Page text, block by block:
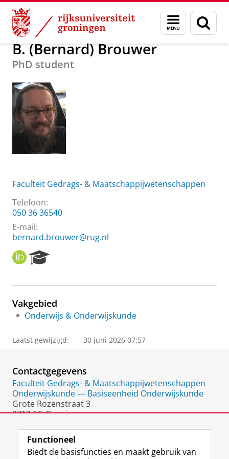
Skip
Content
Skip
Navigation
Menu
en
zoeken
Over ons B. (Bernard) Brouwer
B. (Bernard) Brouwer
PhD student
Faculteit Gedrags- & Maatschappijwetenschappen
Telefoon:
050 36 36540
E-mail:
bernard.brouwer@rug.nl
O
R
I
e
r
c
P
o
t
a
l
Vakgebied
Onderwijs & Onderwijskunde
Laatst gewijzigd: 30 juni 2026 07:57
Contactgegevens
Faculteit Gedrags- & Maatschappijwetenschappen
Onderwijskunde — Basiseenheid Onderwijskunde
Grote Rozenstraat 3
9712 TG Groningen
Functioneel
Biedt de basisfuncties en maakt gebruik van